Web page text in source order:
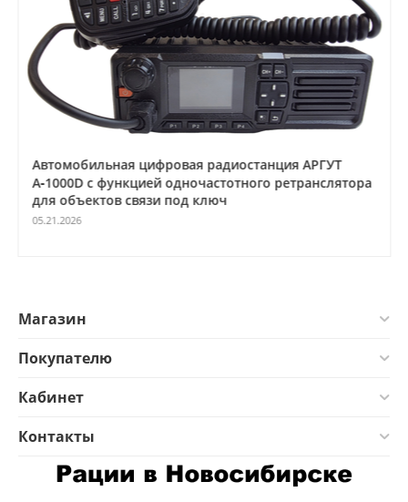
Автомобильная цифровая радиостанция АРГУТ
А‑1000D с функцией одночастотного ретранслятора
для объектов связи под ключ
05.21.2026
Магазин
Покупателю
Кабинет
Контакты